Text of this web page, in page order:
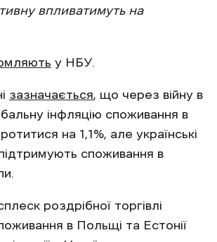
впливатимуть на
у НБУ.
зазначається, що через війну в
інфляцію споживання в
на 1,1%, але українські
споживання в
роздрібної торгівлі
в Польщі та Естонії